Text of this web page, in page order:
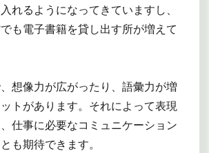
れるようになってきていますし、
も電子書籍を貸し出す所が増えて
想像力が広がったり、語彙力が増
トがあります。それによって表現
仕事に必要なコミュニケーション
も期待できます。